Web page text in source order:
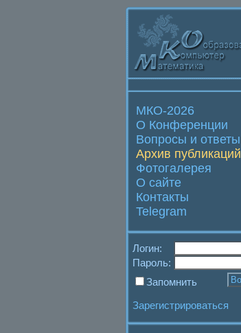
МКО-2026
О Конференции
Вопросы и ответы
Архив публикаций
Фотогалерея
О сайте
Контакты
Telegram
Логин:
Пароль:
Запомнить
Зарегистрироваться